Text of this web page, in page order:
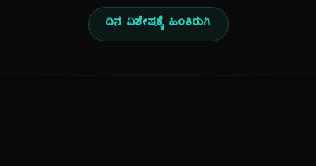
ದಿನ ವಿಶೇಷಕ್ಕೆ ಹಿಂತಿರುಗಿ